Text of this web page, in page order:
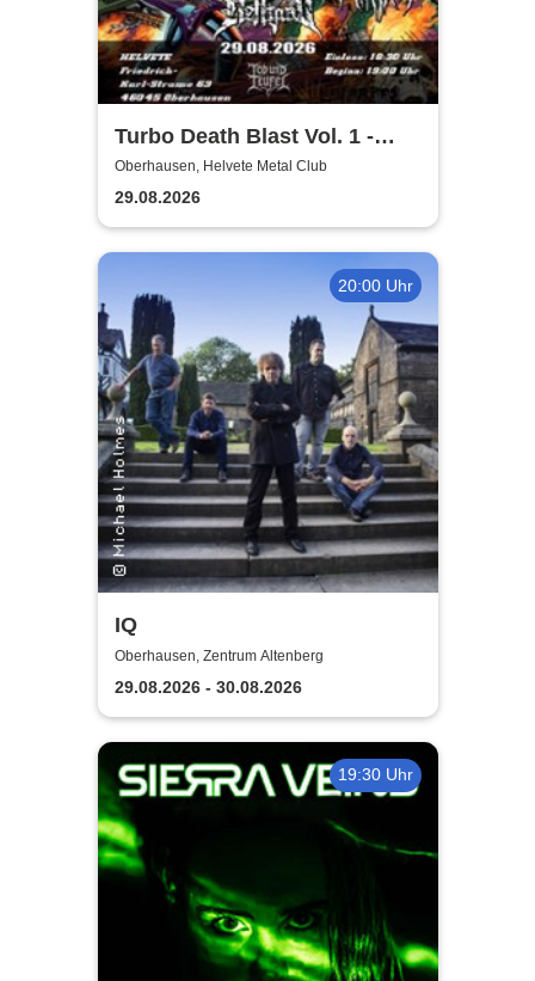
Turbo Death Blast Vol. 1 -
Hans Lazer Alien Slam Album
Release Show
Oberhausen, Helvete Metal Club
29.08.2026
20:00 Uhr
IQ
Oberhausen, Zentrum Altenberg
29.08.2026 - 30.08.2026
19:30 Uhr